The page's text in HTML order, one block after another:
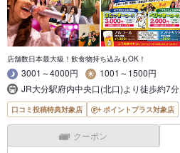
店舗数日本最大級！飲食物持ち込みもOK！
3001～4000円
1001～1500円
JR大分駅府内中央口(北口)より徒歩約7分
口コミ投稿特典対象店 ポイントプラス対象店
クーポン